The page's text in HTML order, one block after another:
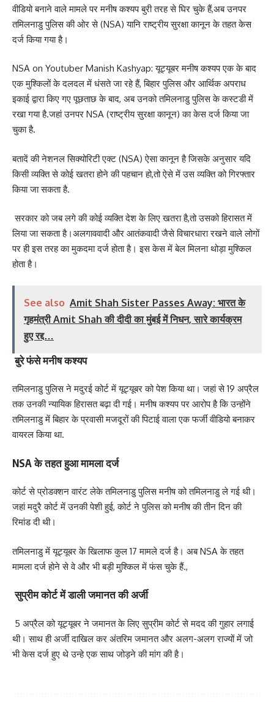
वीडियो बनाने वाले मामले पर मनीष कश्यप बुरी तरह से घिर चुके हैं,अब उनपर
तमिलनाडु पुलिस की ओर से (NSA) यानि राष्ट्रीय सुरक्षा कानून के तहत केस
दर्ज किया गया है।
NSA on Youtuber Manish Kashyap: यूट्यूबर मनीष कश्यप एक के बाद
एक मुश्किलों के दलदल में धंसते जा रहे हैं, बिहार पुलिस और आर्थिक अपराध
इकाई द्वारा किए गए पूछताछ के बाद, अब उनको तमिलनाडु पुलिस के कस्टडी में
रखा गया है.जहां उनपर NSA (राष्ट्रीय सुरक्षा कानून) का केस दर्ज किया जा
चुका है.
बतादें की नेशनल सिक्योरिटी एक्ट (NSA) ऐसा कानून है जिसके अनुसार यदि
किसी व्यक्ति से कोई खतरा होने की पहचान हो,तो ऐसे में उस व्यक्ति को गिरफ्तार
किया जा सकता है.
सरकार को जब लगे की कोई व्यक्ति देश के लिए खतरा है,तो उसको हिरासत में
लिया जा सकता है।अलगाववादी और आतंकवादी जैसे विचारधारा रखने वाले लोगों
पर ही इस तरह का मुकदमा दर्ज होता है। इस केस में बेल मिलना थोड़ा मुश्किल
होता है।
See also Amit Shah Sister Passes Away: भारत के
गृहमंत्री Amit Shah की दीदी का मुंबई में निधन, सारे कार्यक्रम
हुए रद्द…
बुरे फंसे मनीष कश्यप
तमिलनाडु पुलिस ने मदुरई कोर्ट में यूट्यूबर को पेश किया था। जहां से 19 अप्रैल
तक उनकी न्यायिक हिरासत बढ़ा दी गई। मनीष कश्यप पर आरोप है कि उन्होंने
तमिलनाडु में बिहार के प्रवासी मजदूरों की पिटाई वाला एक फर्जी वीडियो बनाकर
वायरल किया था.
NSA के तहत हुआ मामला दर्ज
कोर्ट से प्रोडक्शन वारंट लेके तमिलनाडु पुलिस मनीष को तमिलनाडु ले गई थी।
जहां मदुरै कोर्ट में उनकी पेशी हुई, कोर्ट ने पुलिस को मनीष की तीन दिन की
रिमांड दी थी।
तमिलनाडु में यूट्यूबर के खिलाफ कुल 17 मामले दर्ज है। अब NSA के तहत
मामला दर्ज होने से वे और भी बड़ी मुश्किल में फंस चुके हैं.,
सुप्रीम कोर्ट में डाली जमानत की अर्जी
5 अप्रैल को यूट्यूबर ने जमानत के लिए सुप्रीम कोर्ट से मदद की गुहार लगाई
थी। साथ ही अर्जी दाखिल कर अंतरिम जमानत और अलग-अलग राज्यों में जो
भी केस दर्ज हुए थे उन्हे एक साथ जोड़ने की मांग की है।